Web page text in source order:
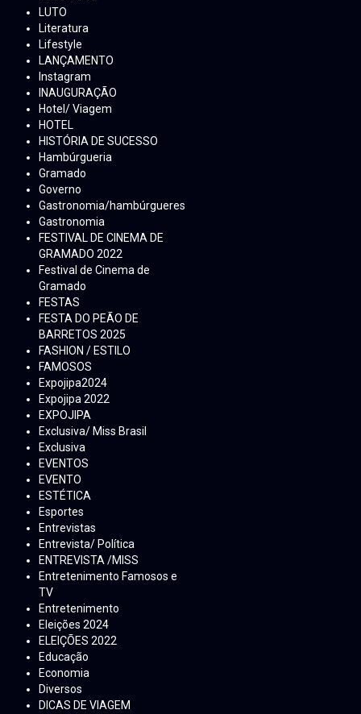
LUTO
Literatura
Lifestyle
LANÇAMENTO
Instagram
INAUGURAÇÃO
Hotel/ Viagem
HOTEL
HISTÓRIA DE SUCESSO
Hambúrgueria
Gramado
Governo
Gastronomia/hambúrgueres
Gastronomia
FESTIVAL DE CINEMA DE
GRAMADO 2022
Festival de Cinema de
Gramado
FESTAS
FESTA DO PEÃO DE
BARRETOS 2025
FASHION / ESTILO
FAMOSOS
Expojipa2024
Expojipa 2022
EXPOJIPA
Exclusiva/ Miss Brasil
Exclusiva
EVENTOS
EVENTO
ESTÉTICA
Esportes
Entrevistas
Entrevista/ Política
ENTREVISTA /MISS
Entretenimento Famosos e
TV
Entretenimento
Eleições 2024
ELEIÇÕES 2022
Educação
Economia
Diversos
DICAS DE VIAGEM